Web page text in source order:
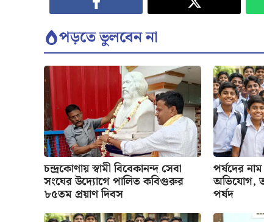
পড়তে ভুলবেন না
চন্দ্রকোণায় স্বামী বিবেকানন্দ সেবা
সংঘের উদ্যোগে পালিত কবিগুরুর
৮৫তম প্রয়াণ দিবস
পর্ষদের নাম
অভিযোগ,
পর্ষদ